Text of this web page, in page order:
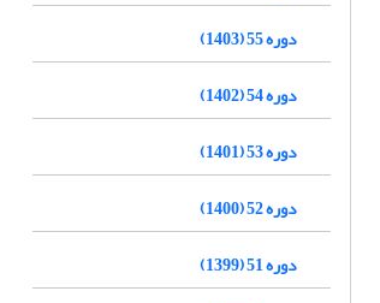
دوره 55 (1403)
دوره 54 (1402)
دوره 53 (1401)
دوره 52 (1400)
دوره 51 (1399)